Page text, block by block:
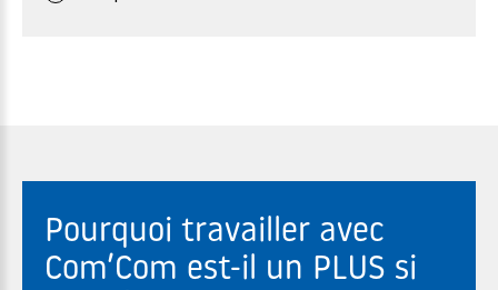
Pourquoi travailler avec
Com’Com est-il un PLUS si